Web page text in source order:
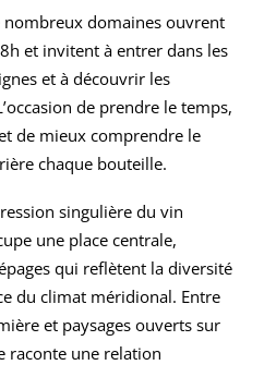
nombreux domaines ouvrent
et invitent à entrer dans les
et à découvrir les
de prendre le temps,
de mieux comprendre le
chaque bouteille.
singulière du vin
une place centrale,
qui reflètent la diversité
du climat méridional. Entre
et paysages ouverts sur
raconte une relation